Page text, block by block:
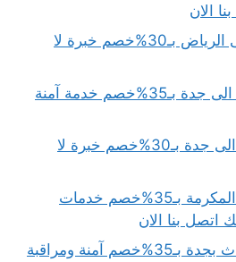
الان
نقل عفش من مكة الى الرياض بـ30%خصم خبرة لا
نقل عفش من المدينة الى جدة بـ35%خصم خدمة آمنة
نقل عفش من الدمام الى جدة بـ30%خصم خبرة لا
دينات نقل عفش مكة المكرمة بـ35%خصم خدمات
اتصل بنا الان
مستودعات تخزين الاثاث بجدة بـ35%خصم آمنة ومراقبة